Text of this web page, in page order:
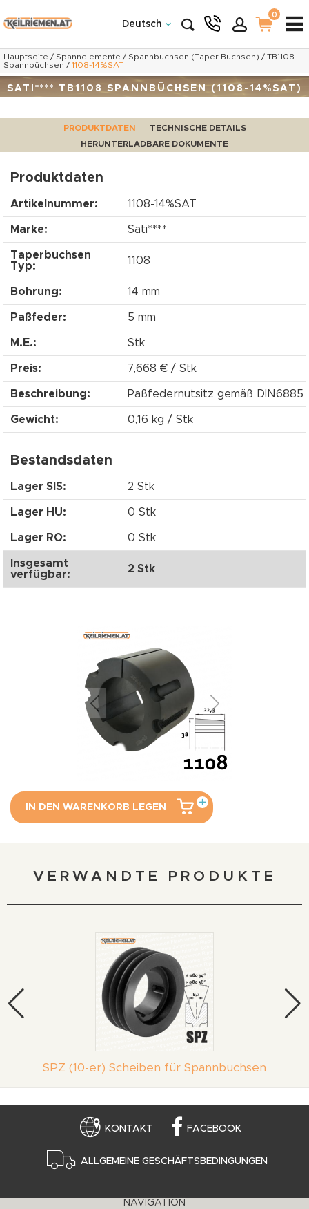
Deutsch
0
Hauptseite / Spannelemente / Spannbuchsen (Taper Buchsen) / TB1108
Spannbüchsen / 1108-14%SAT
SATI**** TB1108 SPANNBÜCHSEN (1108-14%SAT)
PRODUKTDATEN
TECHNISCHE DETAILS
HERUNTERLADBARE DOKUMENTE
Produktdaten
Artikelnummer: 1108-14%SAT
Marke: Sati****
Taperbuchsen
Typ:
1108
Bohrung: 14 mm
Paßfeder: 5 mm
M.E.: Stk
Preis: 7,668 € / Stk
Beschreibung: Paßfedernutsitz gemäß DIN6885
Gewicht: 0,16 kg / Stk
Bestandsdaten
Lager SIS: 2 Stk
Lager HU: 0 Stk
Lager RO: 0 Stk
Insgesamt
verfügbar:
2 Stk
IN DEN WARENKORB LEGEN
VERWANDTE PRODUKTE
SPZ (10-er) Scheiben für Spannbuchsen
KONTAKT FACEBOOK
ALLGEMEINE GESCHÄFTSBEDINGUNGEN
NAVIGATION